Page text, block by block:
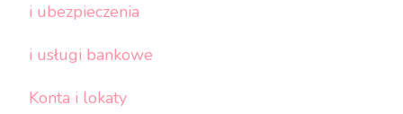
i ubezpieczenia
i usługi bankowe
Konta i lokaty